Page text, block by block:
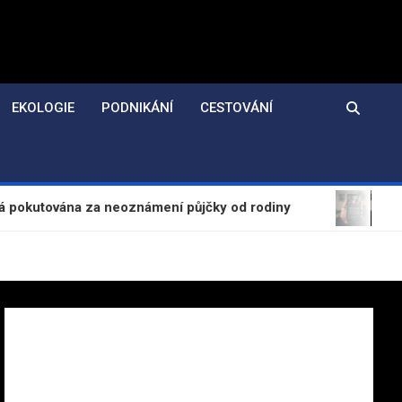
EKOLOGIE PODNIKÁNÍ CESTOVÁNÍ
za neoznámení půjčky od rodiny Evropská